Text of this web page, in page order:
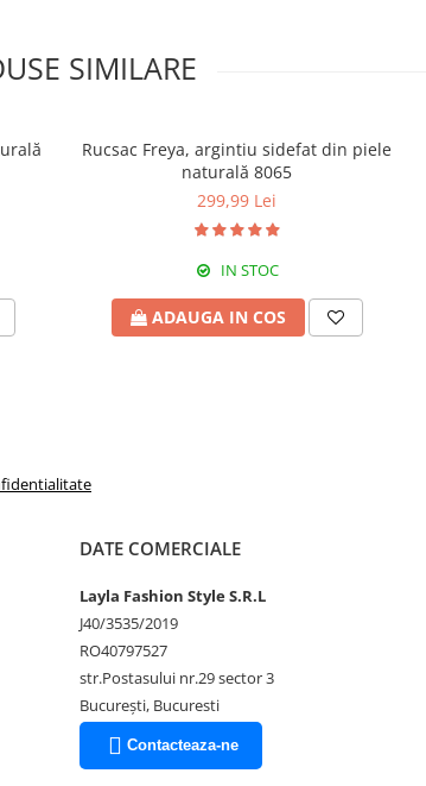
SIMILARE
Rucsac Freya, argintiu sidefat din piele
naturală 8065
299,99 Lei
IN STOC
ADAUGA IN COS
DATE COMERCIALE
Layla Fashion Style S.R.L
J40/3535/2019
RO40797527
str.Postasului nr.29 sector 3
București, Bucuresti
Contacteaza-ne